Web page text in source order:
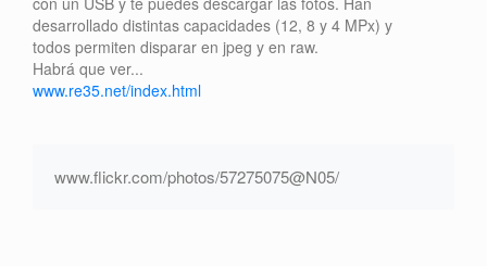
desarrollado distintas capacidades (12, 8 y 4 MPx) y
todos permiten disparar en jpeg y en raw.
Habrá que ver...
www.re35.net/index.html
www.flickr.com/photos/57275075@N05/